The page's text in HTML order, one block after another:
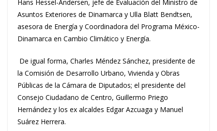
Hans Hessel-Andersen, jefe de Evaluación del Ministro de
Asuntos Exteriores de Dinamarca y Ulla Blatt Bendtsen,
asesora de Energía y Coordinadora del Programa México-
Dinamarca en Cambio Climático y Energía.
De igual forma, Charles Méndez Sánchez, presidente de
la Comisión de Desarrollo Urbano, Vivienda y Obras
Públicas de la Cámara de Diputados; el presidente del
Consejo Ciudadano de Centro, Guillermo Priego
Hernández y los ex alcaldes Edgar Azcuaga y Manuel
Suárez Herrera.